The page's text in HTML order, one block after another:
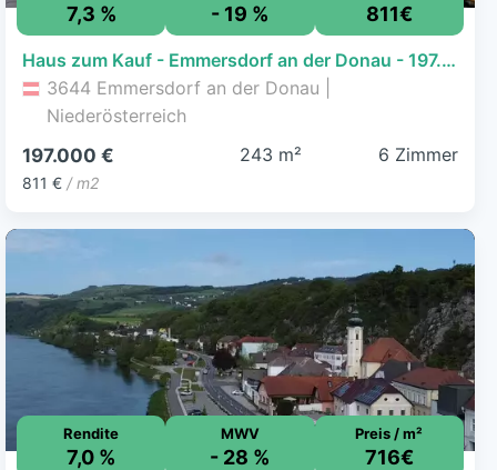
7,3 % - 19 % 811€
Haus zum Kauf - Emmersdorf an der Donau - 197.000 € - 6 Zimmer, 243 m², 100 m² Grundstück
3644 Emmersdorf an der Donau |
Niederösterreich
197.000 €
811 € / m2
243 m² 6 Zimmer
Rendite
7,0 %
MWV
- 28 %
Preis / m²
716€